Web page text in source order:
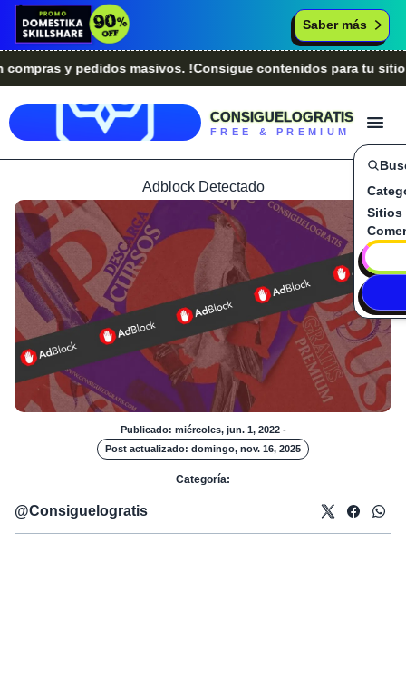
Saber más
y pedidos masivos. !Consigue contenidos para tu sitio
CONSIGUELOGRATIS
FREE & PREMIUM
Sitios
Adblock Detectado
Publicado: miércoles, jun. 1, 2022 -
Post actualizado: domingo, nov. 16, 2025
Categoría:
@Consiguelogratis